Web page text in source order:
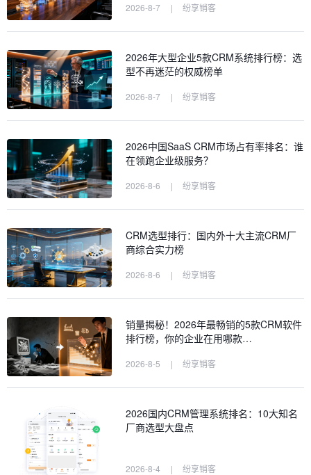
2026-8-7 | 纷享销客
2026年大型企业5款CRM系统排行榜：选
型不再迷茫的权威榜单
2026-8-7 | 纷享销客
2026中国SaaS CRM市场占有率排名：谁
在领跑企业级服务？
2026-8-6 | 纷享销客
CRM选型排行：国内外十大主流CRM厂
商综合实力榜
2026-8-6 | 纷享销客
销量揭秘！2026年最畅销的5款CRM软件
排行榜，你的企业在用哪款…
2026-8-5 | 纷享销客
2026国内CRM管理系统排名：10大知名
厂商选型大盘点
2026-8-4 | 纷享销客